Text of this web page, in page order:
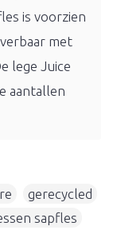
is voorzien
met
lege Juice
aantallen
gerecycled
sapfles